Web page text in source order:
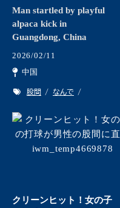
Man startled by playful
alpaca kick in
Guangdong, China
2026/02/11
中国
股間 なんで
クリーンヒット！女の子